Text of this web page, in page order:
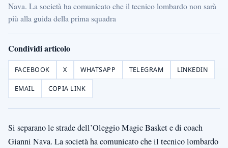
Nava. La società ha comunicato che il tecnico lombardo non sarà
più alla guida della prima squadra
Condividi articolo
FACEBOOK X WHATSAPP TELEGRAM LINKEDIN
EMAIL COPIA LINK
Si separano le strade dell’Oleggio Magic Basket e di coach
Gianni Nava. La società ha comunicato che il tecnico lombardo